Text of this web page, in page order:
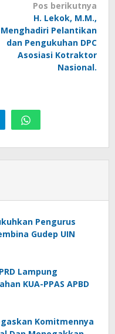
Pos berikutnya
H. Lekok, M.M.,
Menghadiri Pelantikan
dan Pengukuhan DPC
Asosiasi Kotraktor
Nasional.
Pengurus
Gudep UIN
Lampung
KUA-PPAS APBD
Komitmennya